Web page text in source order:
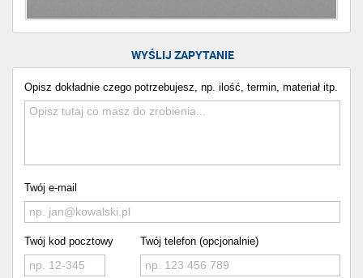
WYŚLIJ ZAPYTANIE
Opisz dokładnie czego potrzebujesz, np. ilość, termin, materiał itp.
Twój e-mail
Twój kod pocztowy Twój telefon (opcjonalnie)